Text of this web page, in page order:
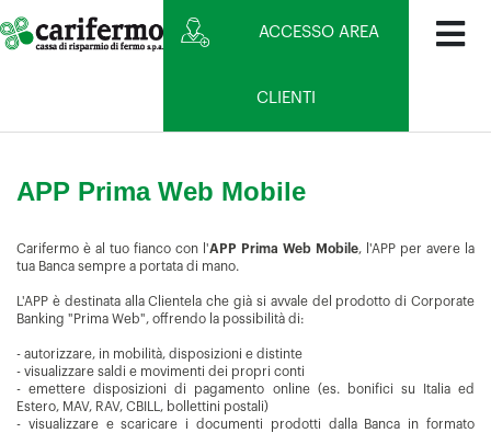
ACCESSO AREA
CLIENTI
APP Prima Web Mobile
Carifermo è al tuo fianco con l'APP Prima Web Mobile, l'APP per avere la
tua Banca sempre a portata di mano.
L'APP è destinata alla Clientela che già si avvale del prodotto di Corporate
Banking "Prima Web", offrendo la possibilità di:
- autorizzare, in mobilità, disposizioni e distinte
- visualizzare saldi e movimenti dei propri conti
- emettere disposizioni di pagamento online (es. bonifici su Italia ed
Estero, MAV, RAV, CBILL, bollettini postali)
- visualizzare e scaricare i documenti prodotti dalla Banca in formato